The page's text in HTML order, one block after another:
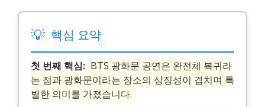
💡 핵심 요약
첫 번째 핵심: BTS 광화문 공연은 완전체 복귀라
는 점과 광화문이라는 장소의 상징성이 겹치며 특
별한 의미를 가졌습니다.